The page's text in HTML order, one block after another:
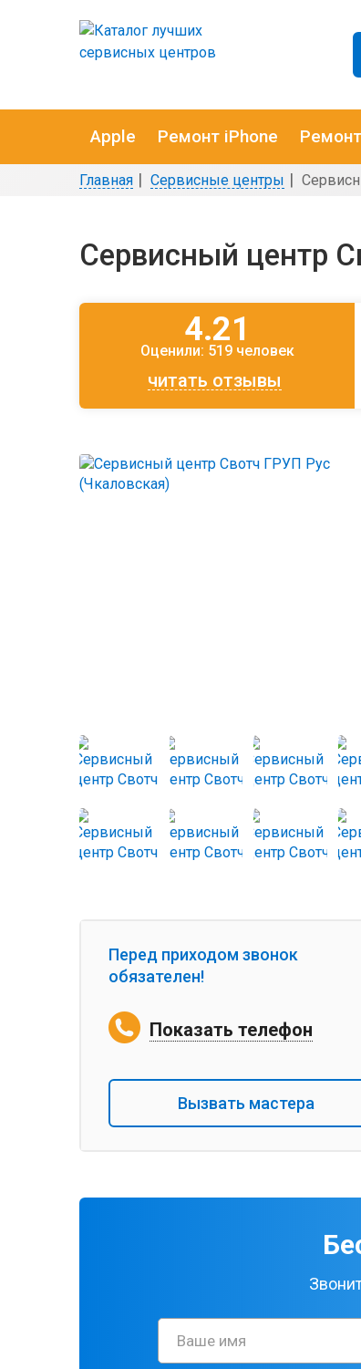
Apple Ремонт iPhone
Главная Сервисные центры
Сервисный центр
4.21
Оценили: 519 человек
читать отзывы
Перед приходом звонок
обязателен!
Показать телефон
Вызвать мастера